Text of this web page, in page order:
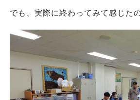
でも、実際に終わってみて感じた